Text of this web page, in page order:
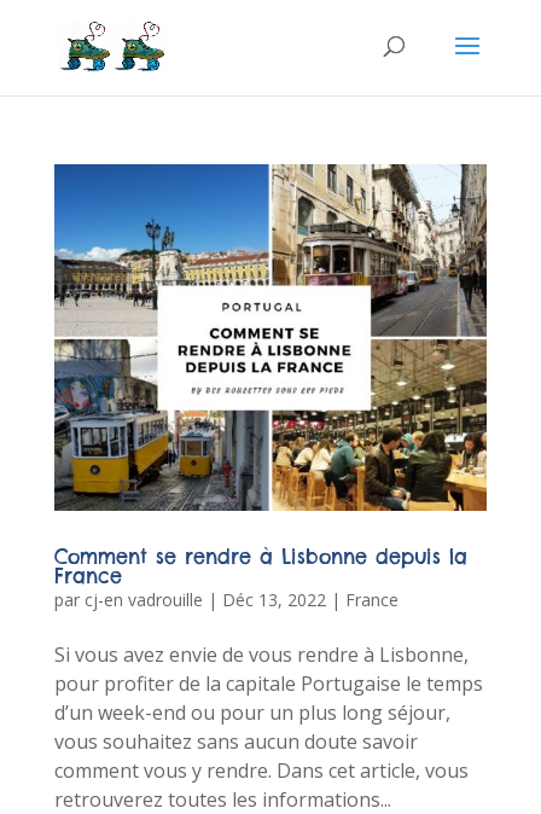
Comment se rendre à Lisbonne depuis la
France
par cj-en vadrouille | Déc 13, 2022 | France
Si vous avez envie de vous rendre à Lisbonne,
pour profiter de la capitale Portugaise le temps
d’un week-end ou pour un plus long séjour,
vous souhaitez sans aucun doute savoir
comment vous y rendre. Dans cet article, vous
retrouverez toutes les informations...